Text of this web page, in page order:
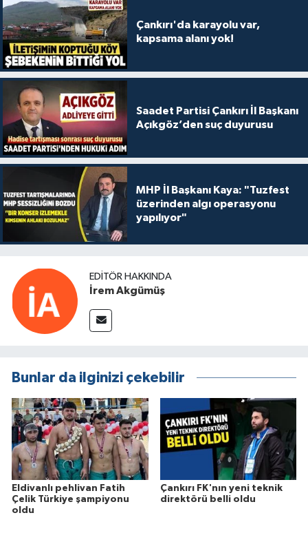
Çankırı'da karayolu var,
kapsama alanı yok!
Saadet Partisi Çankırı İl Başkanı
Açıkgöz’den suç duyurusu
MHP İl Başkanı Kaya: "Tuzfest
üzerinden algı operasyonu
yapılıyor"
EDITÖR HAKKINDA
İrem Akgümüş
Bunlar da ilginizi çekebilir
Eldivanlı pehlivan Fatih
Çelik Türkiye şampiyonu
oldu
Çankırı FK'nın yeni teknik
direktörü belli oldu